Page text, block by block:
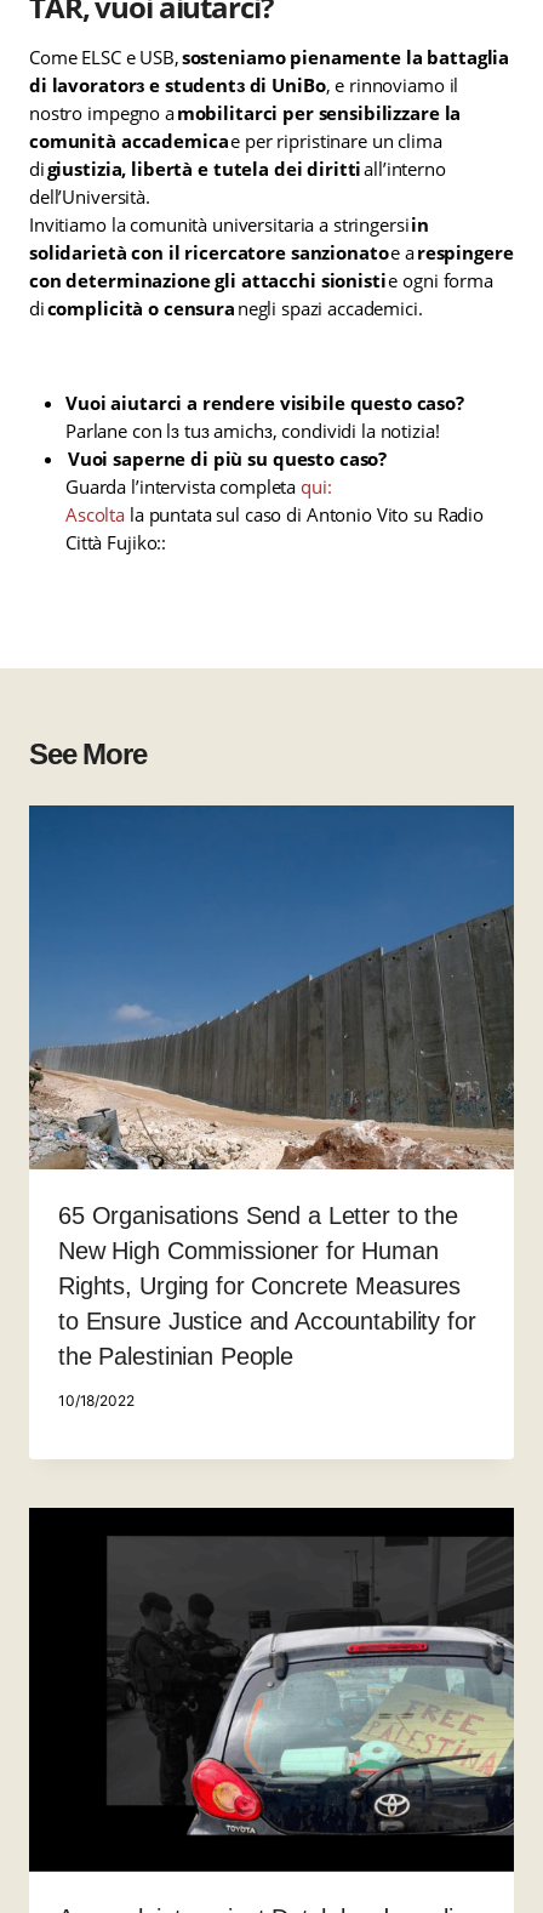
Come ELSC e USB,sosteniamo pienamente la battaglia
di lavoratorɜ e studentɜ di UniBo, e rinnoviamo il
nostro impegno amobilitarci per sensibilizzare la
comunità accademicae per ripristinare un clima
digiustizia, libertà e tutela dei dirittiall’interno
dell’Università.
Invitiamo la comunità universitaria a stringersiin
solidarietà con il ricercatore sanzionatoe arespingere
con determinazione gli attacchi sionistie ogni forma
dicomplicità o censura negli spazi accademici.
Vuoi aiutarci a rendere visibile questo caso?
Parlane con lɜ tuɜ amichɜ, condividi la notizia!
Vuoi saperne di più su questo caso?
Guarda l’intervista completa qui:
Ascolta la puntata sul caso di Antonio Vito su Radio
Città Fujiko::
See More
65 Organisations Send a Letter to the
New High Commissioner for Human
Rights, Urging for Concrete Measures
to Ensure Justice and Accountability for
the Palestinian People
10/18/2022